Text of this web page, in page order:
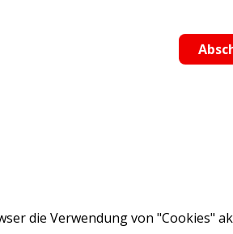
die Verwendung von "Cookies"